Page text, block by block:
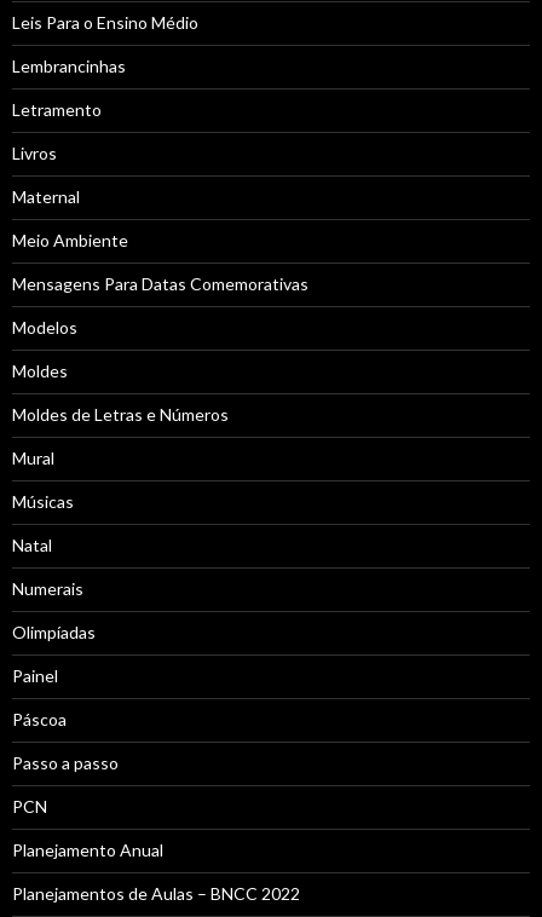
Leis Para o Ensino Médio
Lembrancinhas
Letramento
Livros
Maternal
Meio Ambiente
Mensagens Para Datas Comemorativas
Modelos
Moldes
Moldes de Letras e Números
Mural
Músicas
Natal
Numerais
Olimpíadas
Painel
Páscoa
Passo a passo
PCN
Planejamento Anual
Planejamentos de Aulas – BNCC 2022